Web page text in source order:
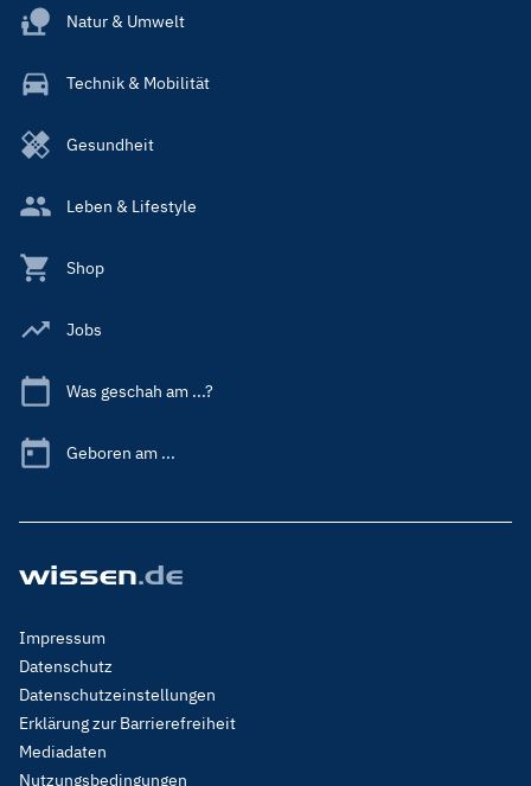
Natur & Umwelt
Technik & Mobilität
Gesundheit
Leben & Lifestyle
Shop
Jobs
Was geschah am ...?
Geboren am ...
Footer
Menu
Legal
Impressum
Datenschutz
Datenschutzeinstellungen
Erklärung zur Barrierefreiheit
Mediadaten
Nutzungsbedingungen